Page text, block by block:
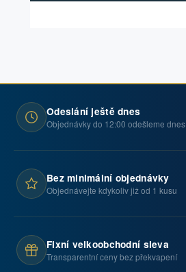
Odeslání ještě dnes
Objednávky do 12:00 odešleme dnes
Bez minimální objednávky
Objednávejte kdykoliv již od 1 kusu
Fixní velkoobchodní sleva
Transparentní ceny bez překvapení